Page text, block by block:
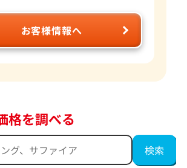
お客様情報へ
格を調べる